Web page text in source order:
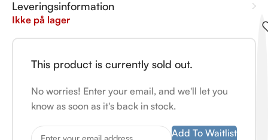
Leveringsinformation
Ikke på lager
This product is currently sold out.
No worries! Enter your email, and we'll let you
know as soon as it's back in stock.
Add To Waitlist